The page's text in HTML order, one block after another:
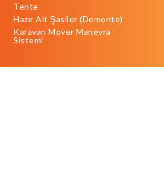
Tente
Hazır Alt Şasiler (Demonte)
Karavan Mover Manevra
Sistemi